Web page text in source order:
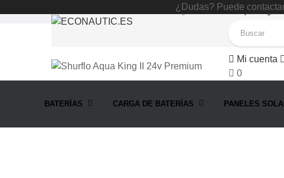
¿Dudas? Puede
Mi cuenta
0
BATERÍAS CARGA DE BATERÍAS PANELES
Bombas de agua Shurflo Aqua King II